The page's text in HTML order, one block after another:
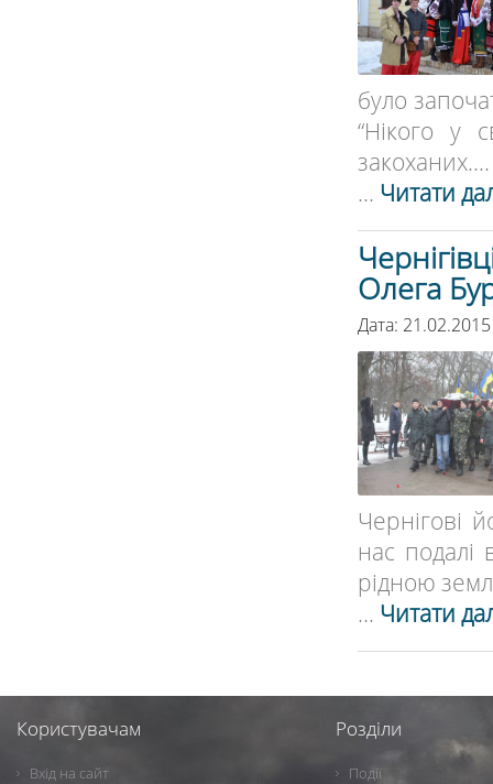
було
“Нікого у
закоханих....
... Читати
Олега
Дата:
Чернігові
нас подалі
рідною
... Читати
Користувачам
Вхід на сайт
Розділи
Події